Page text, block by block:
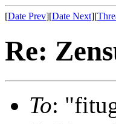
[Date Prev][Date Next][
Re:
To: